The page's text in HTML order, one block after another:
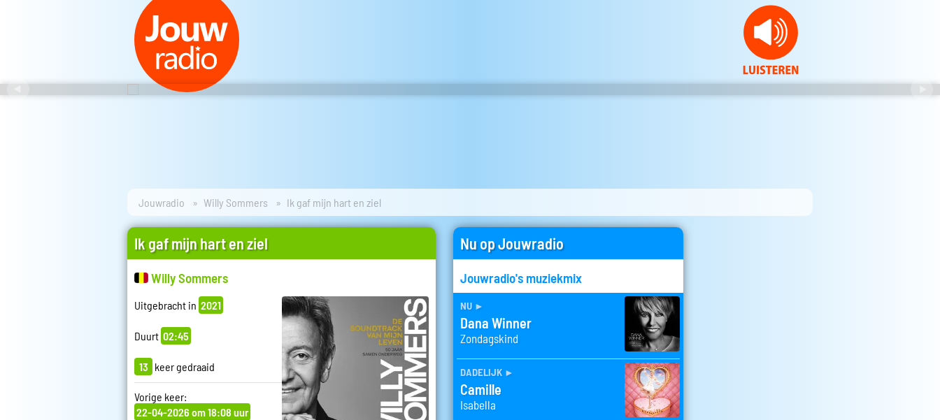
Jouwradio Willy Sommers Ik gaf mijn hart en ziel
Ik gaf mijn hart en ziel
Willy Sommers
Uitgebracht in 2021
Duurt 02:45
13 keer gedraaid
Vorige keer:
22-04-2026 om 18:08 uur
Nu op Jouwradio
Jouwradio's muziekmix
nu ►
Dana Winner
Zondagskind
dadelijk ►
Camille
Isabella